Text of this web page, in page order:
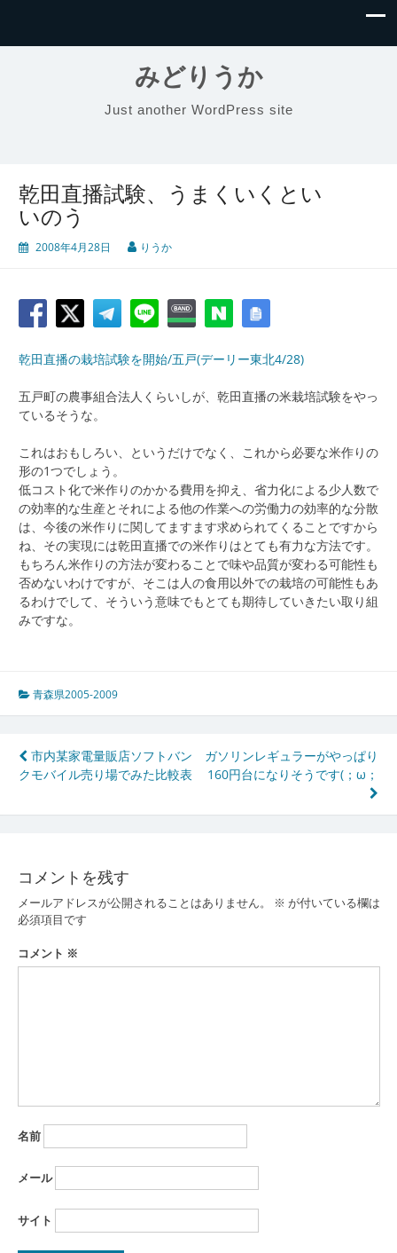
みどりうか
Just another WordPress site
乾田直播試験、うまくいくとい
いのう
2008年4月28日 りうか
乾田直播の栽培試験を開始/五戸(デーリー東北4/28)
五戸町の農事組合法人くらいしが、乾田直播の米栽培試験をやっ
ているそうな。
これはおもしろい、というだけでなく、これから必要な米作りの
形の1つでしょう。
低コスト化で米作りのかかる費用を抑え、省力化による少人数で
の効率的な生産とそれによる他の作業への労働力の効率的な分散
は、今後の米作りに関してますます求められてくることですから
ね、その実現には乾田直播での米作りはとても有力な方法です。
もちろん米作りの方法が変わることで味や品質が変わる可能性も
否めないわけですが、そこは人の食用以外での栽培の可能性もあ
るわけでして、そういう意味でもとても期待していきたい取り組
みですな。
青森県2005-2009
投
稿
ナ
ゲ
ー
シ
ョ
市内某家電量販店ソフトバン
クモバイル売り場でみた比較表
ガソリンレギュラーがやっぱり
160円台になりそうです(；ω；
コメントを残す
メールアドレスが公開されることはありません。 ※ が付いている欄は
必須項目です
コメント ※
名前
メール
サイト